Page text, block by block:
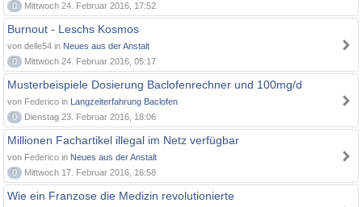
0
Mittwoch 24. Februar 2016, 17:52
Burnout - Leschs Kosmos
von delle54 in Neues aus der Anstalt
0
Mittwoch 24. Februar 2016, 05:17
Musterbeispiele Dosierung Baclofenrechner und 100mg/d
von Federico in Langzeiterfahrung Baclofen
0
Dienstag 23. Februar 2016, 18:06
Millionen Fachartikel illegal im Netz verfügbar
von Federico in Neues aus der Anstalt
0
Mittwoch 17. Februar 2016, 16:58
Wie ein Franzose die Medizin revolutionierte